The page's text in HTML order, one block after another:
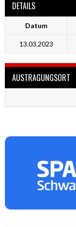
DETAILS
Datum
13.03.2023
AUSTRAGUNGSORT